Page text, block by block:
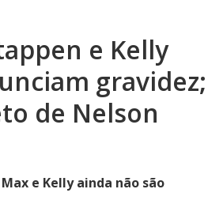
e Kelly
gravidez;
de Nelson
e Kelly ainda não são